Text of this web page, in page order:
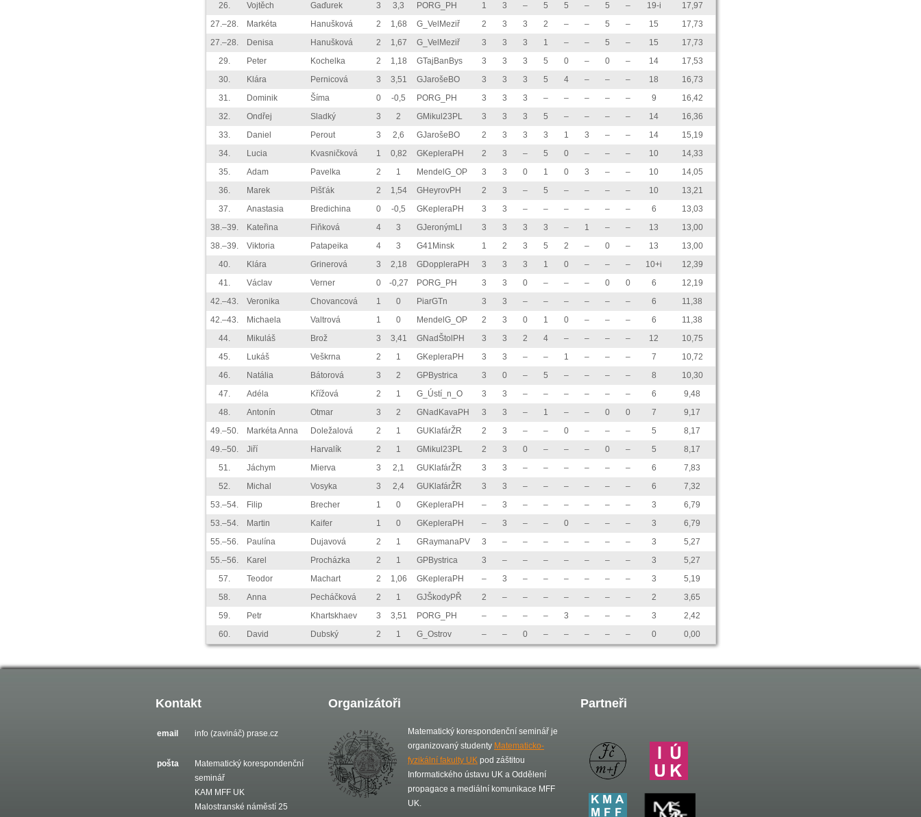
26.
Vojtěch Gaďurek 3 3,3 PORG_PH 1 3 – 5 5 – 5 – 19-i
17,97
27.–28.
Markéta Hanušková 2 1,68 G_VelMeziř 2 3 3 2 – – 5 – 15
17,73
27.–28.
Denisa Hanušková 2 1,67 G_VelMeziř 3 3 3 1 – – 5 – 15
17,73
29.
Peter Kochelka 2 1,18 GTajBanBys 3 3 3 5 0 – 0 – 14
17,53
30.
Klára Pernicová 3 3,51 GJarošeBO 3 3 3 5 4 – – – 18
16,73
31.
Dominik Šíma 0 -0,5 PORG_PH 3 3 3 – – – – – 9
16,42
32.
Ondřej Sladký 3 2 GMikul23PL 3 3 3 5 – – – – 14
16,36
33.
Daniel Perout 3 2,6 GJarošeBO 2 3 3 3 1 3 – – 14
15,19
34.
Lucia Kvasničková 1 0,82 GKepleraPH 2 3 – 5 0 – – – 10
14,33
35.
Adam Pavelka 2 1 MendelG_OP 3 3 0 1 0 3 – – 10
14,05
36.
Marek Pišťák 2 1,54 GHeyrovPH 2 3 – 5 – – – – 10
13,21
37.
Anastasia Bredichina 0 -0,5 GKepleraPH 3 3 – – – – – – 6
13,03
38.–39.
Kateřina Fiňková 4 3 GJeronýmLI 3 3 3 3 – 1 – – 13
13,00
38.–39.
Viktoria Patapeika 4 3 G41Minsk 1 2 3 5 2 – 0 – 13
13,00
40.
Klára Grinerová 3 2,18 GDoppleraPH 3 3 3 1 0 – – – 10+i
12,39
41.
Václav Verner 0 -0,27 PORG_PH 3 3 0 – – – 0 0 6
12,19
42.–43.
Veronika Chovancová 1 0 PiarGTn 3 3 – – – – – – 6
11,38
42.–43.
Michaela Valtrová 1 0 MendelG_OP 2 3 0 1 0 – – – 6
11,38
44.
Mikuláš Brož 3 3,41 GNadŠtolPH 3 3 2 4 – – – – 12
10,75
45.
Lukáš Veškrna 2 1 GKepleraPH 3 3 – – 1 – – – 7
10,72
46.
Natália Bátorová 3 2 GPBystrica 3 0 – 5 – – – – 8
10,30
47.
Adéla Křížová 2 1 G_Ústí_n_O 3 3 – – – – – – 6
9,48
48.
Antonín Otmar 3 2 GNadKavaPH 3 3 – 1 – – 0 0 7
9,17
49.–50.
Markéta Anna Doležalová 2 1 GUKlafárŽR 2 3 – – 0 – – – 5
8,17
49.–50.
Jiří Harvalík 2 1 GMikul23PL 2 3 0 – – – 0 – 5
8,17
51.
Jáchym Mierva 3 2,1 GUKlafárŽR 3 3 – – – – – – 6
7,83
52.
Michal Vosyka 3 2,4 GUKlafárŽR 3 3 – – – – – – 6
7,32
53.–54.
Filip Brecher 1 0 GKepleraPH – 3 – – – – – – 3
6,79
53.–54.
Martin Kaifer 1 0 GKepleraPH – 3 – – 0 – – – 3
6,79
55.–56.
Paulína Dujavová 2 1 GRaymanaPV 3 – – – – – – – 3
5,27
55.–56.
Karel Procházka 2 1 GPBystrica 3 – – – – – – – 3
5,27
57.
Teodor Machart 2 1,06 GKepleraPH – 3 – – – – – – 3
5,19
58.
Anna Pecháčková 2 1 GJŠkodyPŘ 2 – – – – – – – 2
3,65
59.
Petr Khartskhaev 3 3,51 PORG_PH – – – – 3 – – – 3
2,42
60.
David Dubský 2 1 G_Ostrov – – 0 – – – – – 0 0,00
Kontakt
email info (zavináč) prase.cz
pošta
Matematický korespondenční
seminář
KAM MFF UK
Malostranské náměstí 25
Organizátoři
Matematický korespondenční seminář je
organizovaný studenty Matematicko-
fyzikální fakulty UK pod záštitou
Informatického ústavu UK a Oddělení
propagace a mediální komunikace MFF
UK.
Partneři